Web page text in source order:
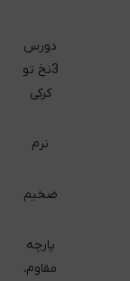
دورس
3نخ تو
کرکی
نرم
ضخیم
پارچه
مقاوم،